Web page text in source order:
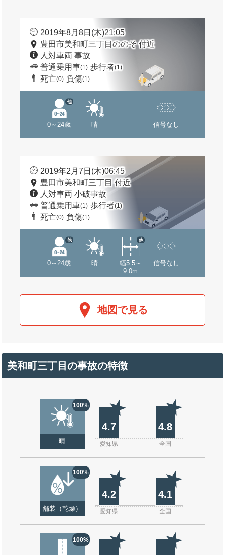
2019年8月8日(木)21:05
豊田市美和町三丁目ののそ 付近
人対車両 事故
普通乗用車(1) 歩行者(1)
死亡(0) 負傷(1)
0～24歳
他
晴 信号なし
2019年2月7日(木)06:45
豊田市美和町三丁目 付近
人対車両 小破事故
普通乗用車(1) 歩行者(1)
死亡(0) 負傷(1)
0～24歳
他
晴
幅5.5～
9.0m
他
信号なし
地図で見る
美和町三丁目の事故の特徴
100%
晴
4.7 4.8
愛知県 全国
100%
舗装（乾燥）
4.2 4.1
愛知県 全国
100%